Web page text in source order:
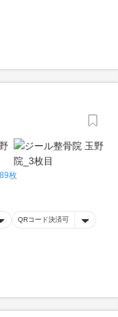
89枚
QRコード決済可